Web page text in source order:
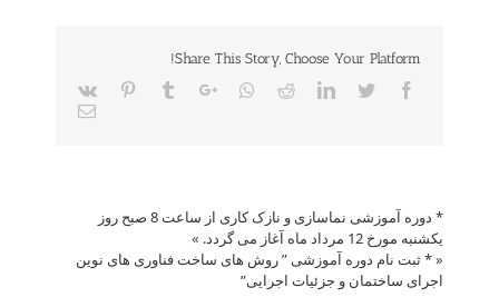
Share This Story, Choose Your Platform!
Facebook
Twitter
LinkedIn
Reddit
Whatsapp
Google+
Tumblr
Pinterest
Vk
Email
* دوره آموزشی نماسازی و نازک کاری از ساعت 8 صبح روز
یکشنبه مورخ 12 مرداد ماه آغاز می گردد.
»
«* ثبت نام دوره آموزشی ” روش های ساخت فناوری های نوین
اجرای ساختمان و جزئیات اجرایی”